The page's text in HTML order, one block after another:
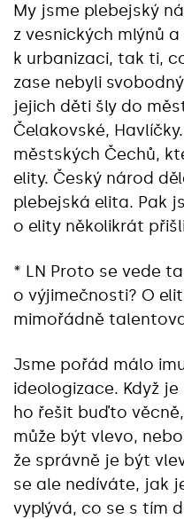
My jsme plebejský
z vesnických mlýnů
k urbanizaci, tak ti,
zase nebyli
jejich děti šly do
Čelakovské,
městských Čechů,
elity. Český národ
plebejská elita. Pak
o elity několikrát
* LN Proto se vede
o výjimečnosti? O
mimořádně
Jsme pořád málo
ideologizace. Když
ho řešit buďto
může být vlevo,
že správně je být
se ale nedíváte, jak
vyplývá, co se s tím